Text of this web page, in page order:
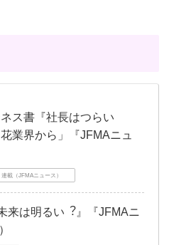
ス書『社長はつらい
業界から」『JFMAニュ
連載（JFMAニュース）
来は明るい︖』『JFMAニ